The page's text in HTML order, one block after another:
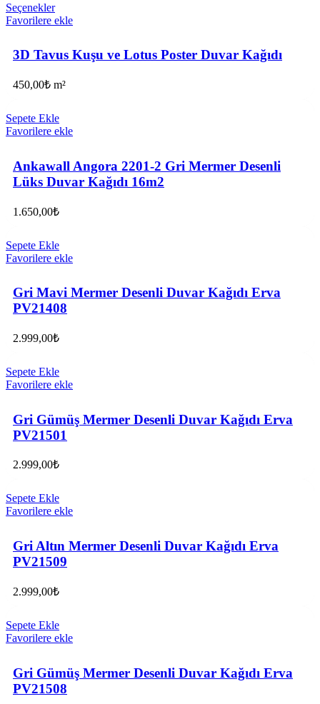
Seçenekler
Favorilere ekle
3D Tavus Kuşu ve Lotus Poster Duvar Kağıdı
450,00₺ m²
Sepete Ekle
Favorilere ekle
Ankawall Angora 2201-2 Gri Mermer Desenli
Lüks Duvar Kağıdı 16m2
1.650,00₺
Sepete Ekle
Favorilere ekle
Gri Mavi Mermer Desenli Duvar Kağıdı Erva
PV21408
2.999,00₺
Sepete Ekle
Favorilere ekle
Gri Gümüş Mermer Desenli Duvar Kağıdı Erva
PV21501
2.999,00₺
Sepete Ekle
Favorilere ekle
Gri Altın Mermer Desenli Duvar Kağıdı Erva
PV21509
2.999,00₺
Sepete Ekle
Favorilere ekle
Gri Gümüş Mermer Desenli Duvar Kağıdı Erva
PV21508